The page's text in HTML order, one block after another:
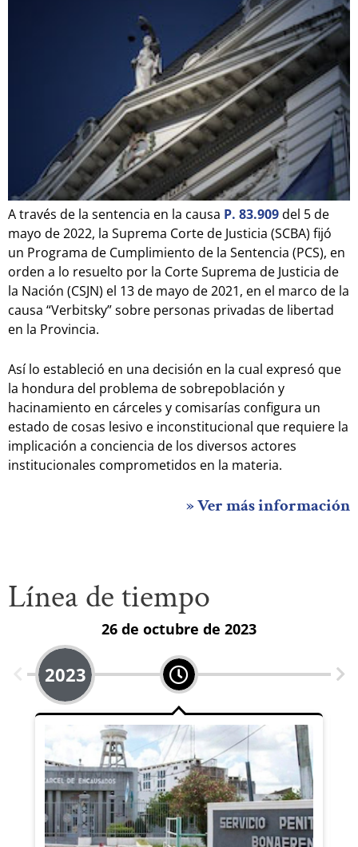
A través de la sentencia en la causa P. 83.909del 5 de
mayo de 2022, la Suprema Corte de Justicia (SCBA) fijó
un Programa de Cumplimiento de la Sentencia (PCS), en
orden a lo resuelto por la Corte Suprema de Justicia de
la Nación (CSJN) el 13 de mayo de 2021, en el marco de la
causa “Verbitsky” sobre personas privadas de libertad
en la Provincia.
Así lo estableció en una decisión en la cual expresó que
la hondura del problema de sobrepoblación y
hacinamiento en cárceles y comisarías configura un
estado de cosas lesivo e inconstitucional que requiere la
implicación a conciencia de los diversos actores
institucionales comprometidos en la materia.
» Ver más información
Línea de tiempo
2023
26 de octubre de 2023